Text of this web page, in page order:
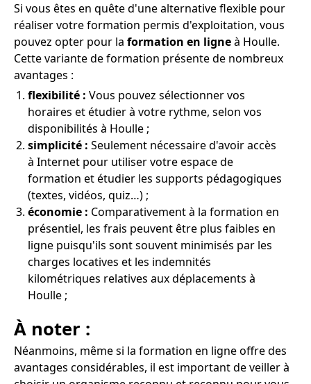
Si vous êtes en quête d'une alternative flexible pour
réaliser votre formation permis d'exploitation, vous
pouvez opter pour la formation en ligneà Houlle.
Cette variante de formation présente de nombreux
avantages :
flexibilité : Vous pouvez sélectionner vos
horaires et étudier à votre rythme, selon vos
disponibilités à Houlle ;
simplicité : Seulement nécessaire d'avoir accès
à Internet pour utiliser votre espace de
formation et étudier les supports pédagogiques
(textes, vidéos, quiz…) ;
économie : Comparativement à la formation en
présentiel, les frais peuvent être plus faibles en
ligne puisqu'ils sont souvent minimisés par les
charges locatives et les indemnités
kilométriques relatives aux déplacements à
Houlle ;
À noter :
Néanmoins, même si la formation en ligne offre des
avantages considérables, il est important de veiller à